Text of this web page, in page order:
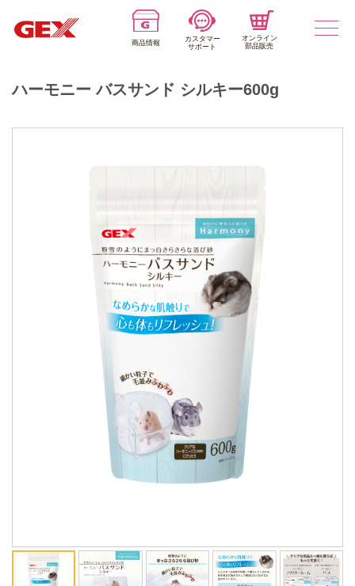
商品情報
カスタマー
サポート
オンライン
部品販売
ハーモニー バスサンド シルキー600g